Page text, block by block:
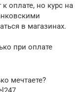
оплате, но курс на
в магазинах.
при оплате
мечтаете?